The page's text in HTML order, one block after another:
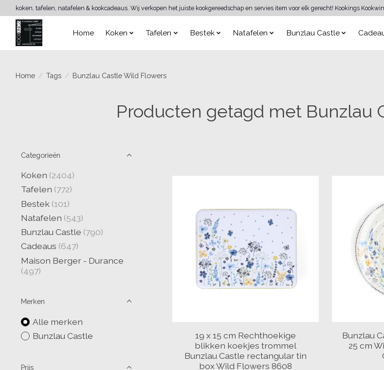
koken, tafelen, natafelen & kookcadeaus. Wij verkopen het juiste kookgereedschap en servies item voor elk gerecht! Kookings
Home Koken Tafelen Bestek Natafelen Bunzlau Castle
Home / Tags / Bunzlau Castle Wild Flowers
Producten getagd met Bunzlau
Categorieën
Koken (2404)
Tafelen (772)
Bestek (101)
Natafelen (543)
Bunzlau Castle (790)
Cadeaus (647)
Maison Berger - Durance
(497)
Merken
Alle merken
Bunzlau Castle
Prijs
19 x 15 cm Rechthoekige
blikken koekjes trommel
Bunzlau Castle rectangular tin
box Wild Flowers 8608
Bunzlau
25 cm